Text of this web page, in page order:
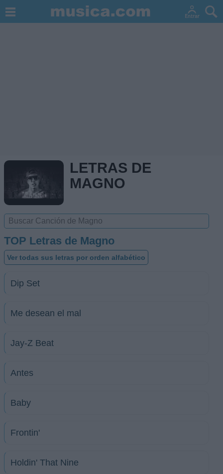
LETRAS DE
MAGNO
TOP Letras de Magno
Ver todas sus letras por orden alfabético
Dip Set
Me desean el mal
Jay-Z Beat
Antes
Baby
Frontin'
Holdin' That Nine